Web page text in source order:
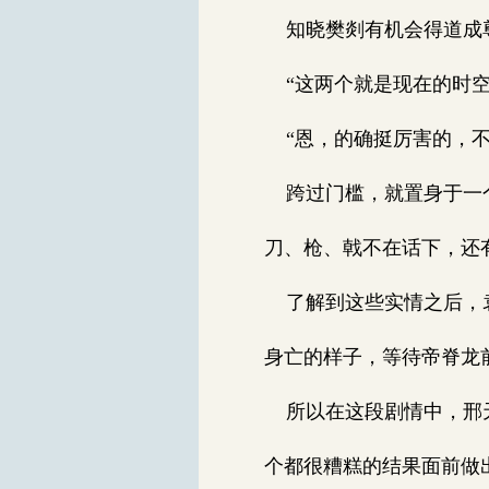
知晓樊剡有机会得道成
“这两个就是现在的时
“恩，的确挺厉害的，
跨过门槛，就置身于一
刀、枪、戟不在话下，
了解到这些实情之后，
身亡的样子，等待帝脊龙
所以在这段剧情中，邢
个都很糟糕的结果面前做